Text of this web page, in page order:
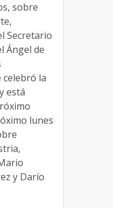
sobre
Secretario
Ángel de
celebró la
está
lunes
y Darío